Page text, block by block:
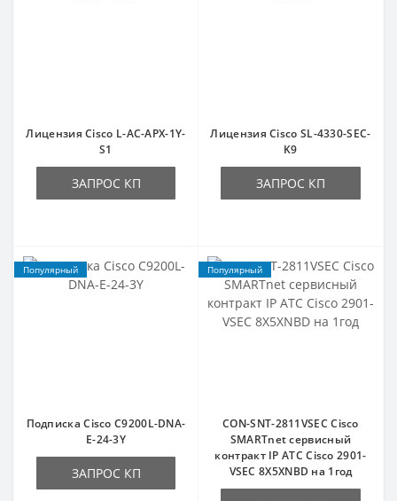
Лицензия Cisco L-AC-APX-1Y-
S1
ЗАПРОС КП
Лицензия Cisco SL-4330-SEC-
K9
ЗАПРОС КП
Популярный
Подписка Cisco C9200L-DNA-
E-24-3Y
ЗАПРОС КП
Популярный
CON-SNT-2811VSEC Cisco
SMARTnet сервисный
контракт IP АТС Cisco 2901-
VSEC 8X5XNBD на 1год